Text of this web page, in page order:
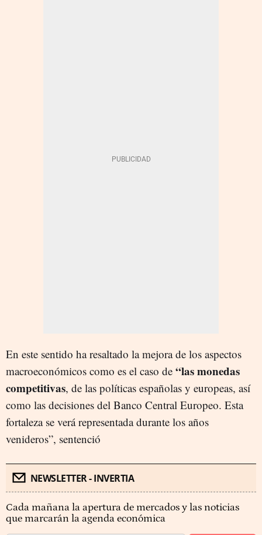
En este sentido ha resaltado la mejora de los aspectos
macroeconómicos como es el caso de “las monedas
competitivas, de las políticas españolas y europeas, así
como las decisiones del Banco Central Europeo. Esta
fortaleza se verá representada durante los años
venideros”, sentenció
NEWSLETTER - INVERTIA
Cada mañana la apertura de mercados y las noticias
que marcarán la agenda económica